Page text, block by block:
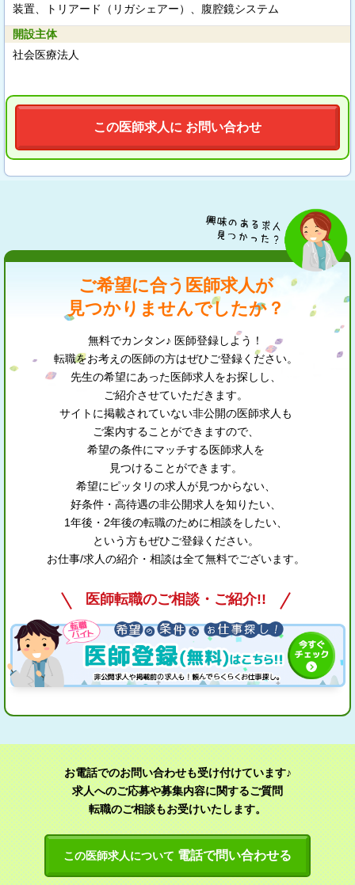
装置、トリアード（リガシェアー）、腹腔鏡システム
開設主体
社会医療法人
この医師求人に お問い合わせ
ご希望に合う医師求人が
見つかりませんでしたか？
無料でカンタン♪ 医師登録しよう！
転職をお考えの医師の方はぜひご登録ください。
先生の希望にあった医師求人をお探しし、
ご紹介させていただきます。
サイトに掲載されていない非公開の医師求人も
ご案内することができますので、
希望の条件にマッチする医師求人を
見つけることができます。
希望にピッタリの求人が見つからない、
好条件・高待遇の非公開求人を知りたい、
1年後・2年後の転職のために相談をしたい、
という方もぜひご登録ください。
お仕事/求人の紹介・相談は全て無料でございます。
医師転職のご相談・ご紹介!!
お電話でのお問い合わせも受け付けています♪
求人へのご応募や募集内容に関するご質問
転職のご相談もお受けいたします。
この医師求人について 電話で問い合わせる